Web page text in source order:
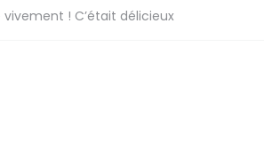
! C’était délicieux